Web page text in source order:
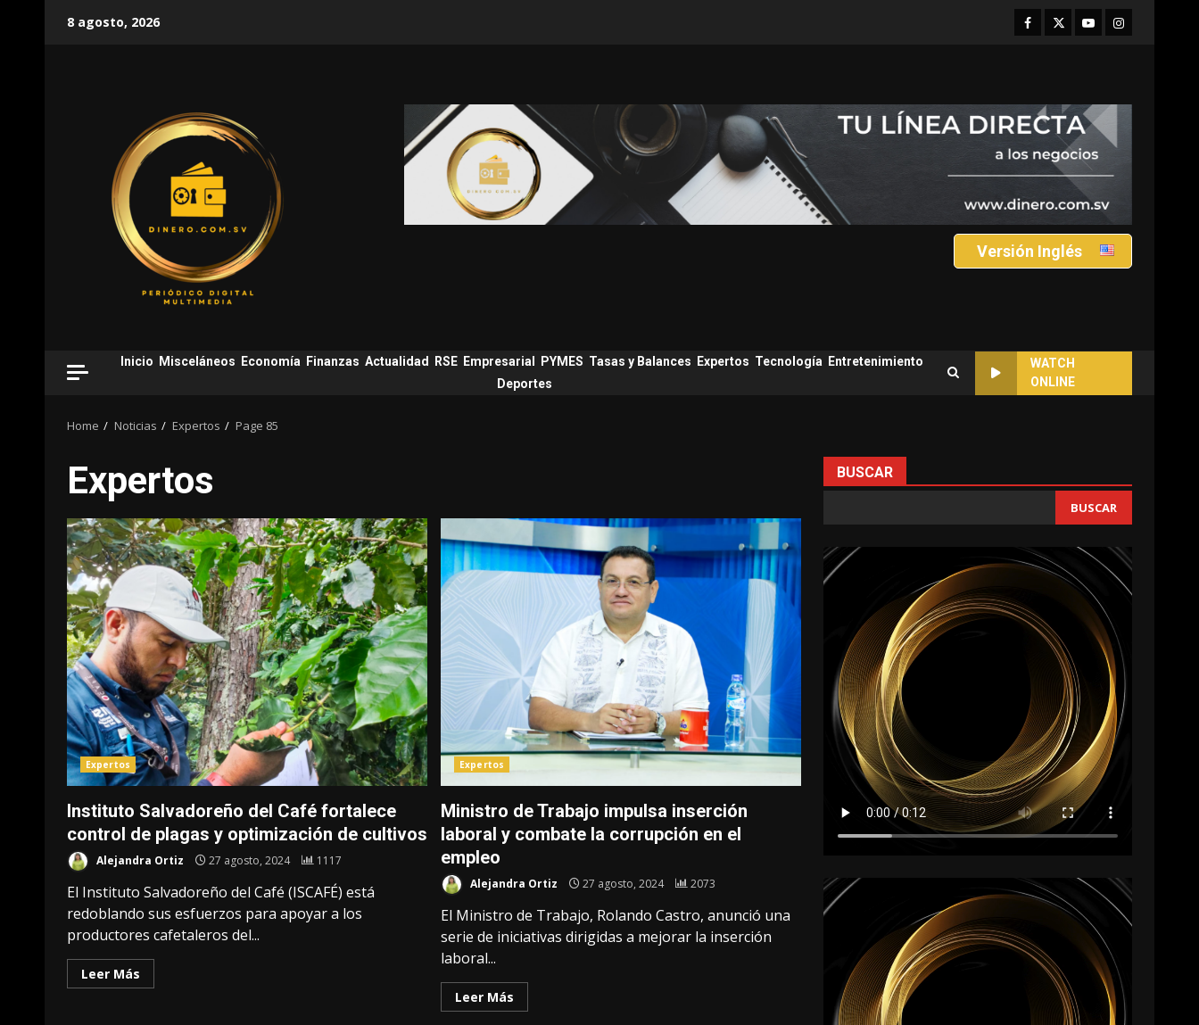
8 agosto, 2026 Facebook
TwitterYoutubeInstagram
Versión Inglés
Inicio Misceláneos Economía Finanzas Actualidad RSE Empresarial PYMES Tasas y Balances Expertos Tecnología
Entretenimiento
Deportes
WATCH
ONLINE
Home Noticias Expertos Page 85
Expertos
Expertos
Instituto Salvadoreño del Café fortalece
control de plagas y optimización de cultivos
Alejandra Ortiz 27 agosto, 2024 1117
El Instituto Salvadoreño del Café (ISCAFÉ) está
redoblando sus esfuerzos para apoyar a los
productores cafetaleros del...
Leer Más
Expertos
Ministro de Trabajo impulsa inserción
laboral y combate la corrupción en el
empleo
Alejandra Ortiz 27 agosto, 2024 2073
El Ministro de Trabajo, Rolando Castro, anunció una
serie de iniciativas dirigidas a mejorar la inserción
laboral...
Leer Más
BUSCAR
BUSCAR